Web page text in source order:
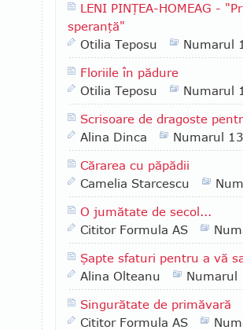
LENI PINŢEA-HOMEAG -
speranţă"
Otilia Teposu
Numarul
Floriile în pădure
Otilia Teposu
Numarul
Scrisoare de dragoste
Alina Dinca
Numarul
Cărarea cu păpădii
Camelia Starcescu
O jumătate de secol...
Cititor Formula AS
Şapte sfaturi pentru a vă
Alina Olteanu
Numarul
Singurătate de primăvară
Cititor Formula AS